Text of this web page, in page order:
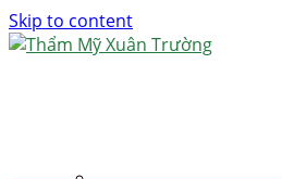
Skip to content